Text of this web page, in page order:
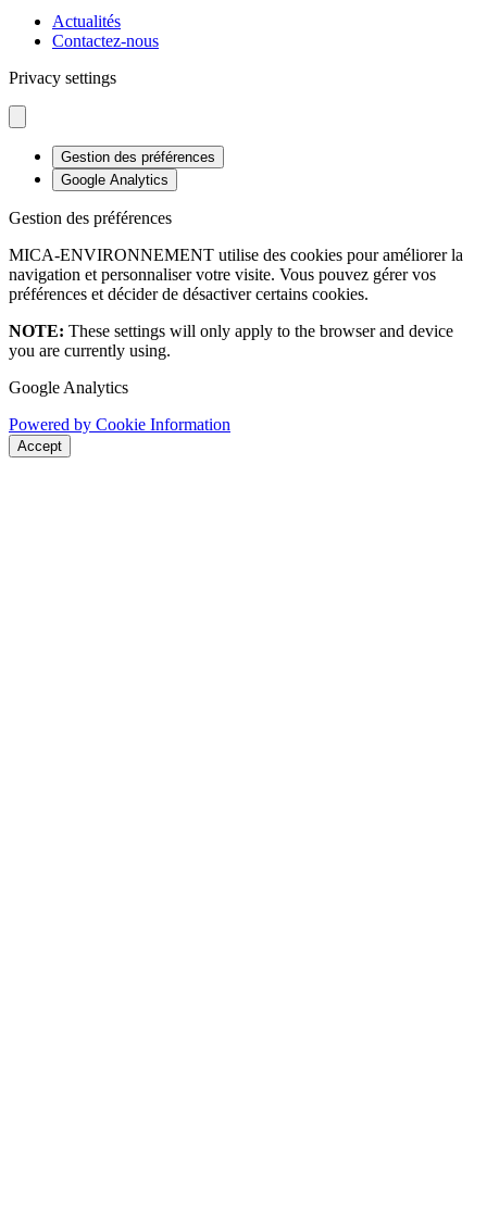
Actualités
Contactez-nous
Privacy settings
Gestion des préférences
Google Analytics
Gestion des préférences
MICA-ENVIRONNEMENT utilise des cookies pour améliorer la
navigation et personnaliser votre visite. Vous pouvez gérer vos
préférences et décider de désactiver certains cookies.
NOTE: These settings will only apply to the browser and device
you are currently using.
Google Analytics
Powered by Cookie Information
Accept